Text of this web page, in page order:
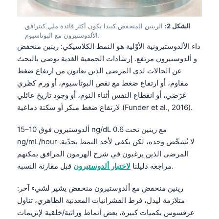
الشكل 2:
الرينين المنخفض كيبدا يكون أكثر فائدة ملي كيترافق
الألدوستيرون مع البوتاسيوم.
داء الألدوستيرونية الأوّلية هو النمط الكلاسيكي: رينين منخفض
و ألدوستيرون مرتفع. إرشادات الجمعية الغدية توصي بالبحث
عن الحالات لدى المرضى الذين يعانون من ارتفاع ضغط
مقاوم، أو ارتفاع ضغط مع نقص البوتاسيوم، أو ورم كظري
عَرَضي، أو انقطاع النفس أثناء النوم، أو وجود تاريخ عائلي
لارتفاع ضغط مبكر أو سكتة دماغية (Funder et al., 2016).
ألدوستيرون فوق 10–15 ng/dL مع رينين تحت 0.6
ng/mL/hour لا يُشخّص وحده، لكن يكفي لأخذ النمط بجدّية.
المرضى الذين يرغبون في شرح الهرمون المرافق يمكنهم
مراجعة دليلنا لاختبار ألدوستيرون قبل مقارنة النسبة.
رينين منخفض مع ألدوستيرون منخفض يشير لشيء آخر:
متلازمة ليدل، فرط القشرانيات المعدنية الظاهري، تناول
عرقسوس بكميات كبيرة، بعض أنماط وراثية/خلقية لإنزيمات